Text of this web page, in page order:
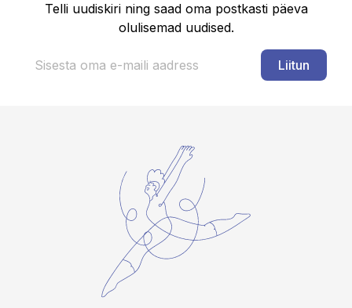
Telli uudiskiri ning saad oma postkasti päeva
olulisemad uudised.
Liitun